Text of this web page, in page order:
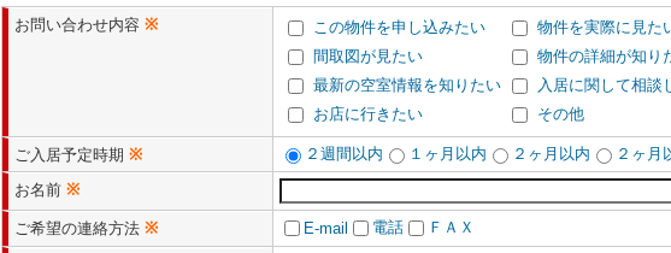
お問い合わせ内容 ※ この物件を申し込みたい
物件を実際に見た
間取図が見たい
物件の詳細が知り
最新の空室情報を知りたい
入居に関して相談
お店に行きたい
その他
ご入居予定時期 ※ ２週間以内 １ヶ月以内 ２ヶ月以内
２ヶ月
お名前 ※
ご希望の連絡方法 ※ E-mail 電話
ＦＡＸ